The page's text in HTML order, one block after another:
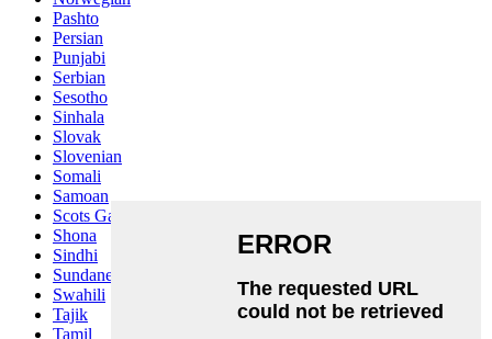
Pashto
Persian
Punjabi
Serbian
Sesotho
Sinhala
Slovak
Slovenian
Somali
Samoan
Scots Gaelic
Shona
Sindhi
Sundanese
Swahili
Tajik
Tamil